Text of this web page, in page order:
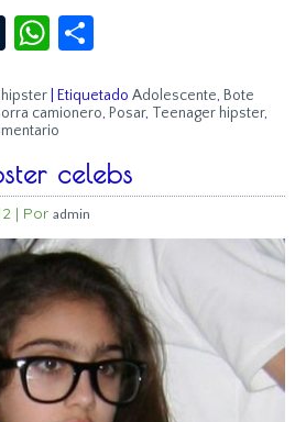
TumblrWhatsApp
hipster Etiquetado Adolescente, Bote
camionero, Posar, Teenager hipster,
celebs
| Por admin